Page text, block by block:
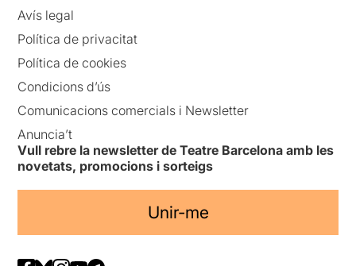
Avís legal
Política de privacitat
Política de cookies
Condicions d’ús
Comunicacions comercials i Newsletter
Anuncia’t
Vull rebre la newsletter de Teatre Barcelona amb les
novetats, promocions i sorteigs
Unir-me